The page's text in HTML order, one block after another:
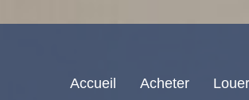
Accueil Acheter Louer